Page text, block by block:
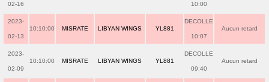
02-16 10:00
2023-
02-13
10:10:00 MISRATE LIBYAN WINGS YL881
DECOLLE
10:07
Aucun retard
2023-
02-09
10:10:00 MISRATE LIBYAN WINGS YL881
DECOLLE
09:40
Aucun retard